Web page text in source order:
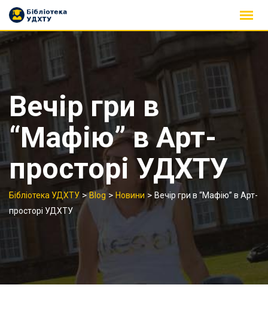
Skip
content
Вечір гри в
“Мафію” в Арт-
просторі УДХТУ
Бібліотека УДХТУ >Blog > Новини > Вечір гри в “Мафію” в Арт-
просторі УДХТУ